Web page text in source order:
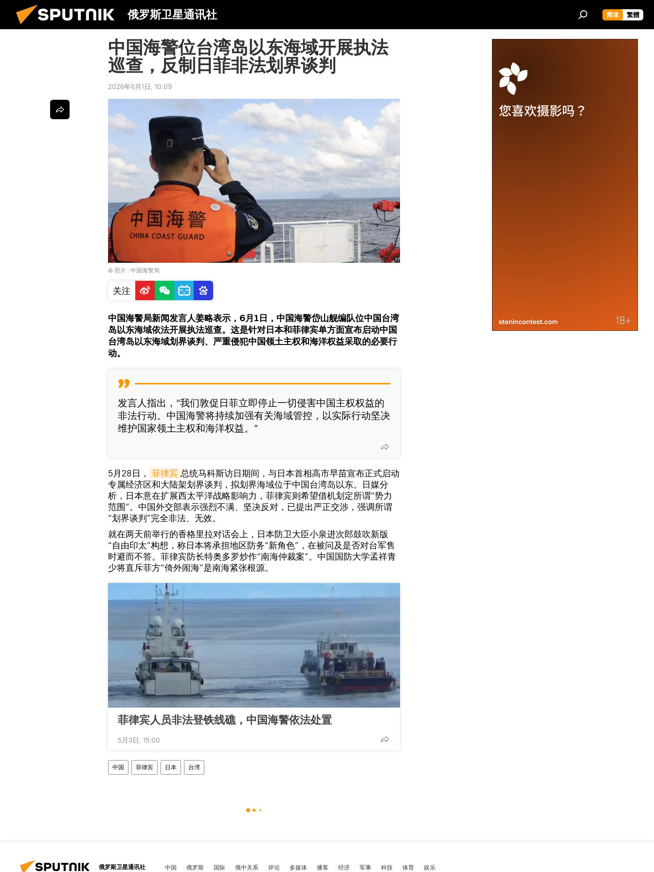
俄罗斯卫星通讯社 简体 繁體
中国海警位台湾岛以东海域开展执法
巡查，反制日菲非法划界谈判
2026年6月1日, 10:09
© 照片 : 中国海警局
关注
中国海警局新闻发言人姜略表示，6月1日，中国海警岱山舰编队位中国台湾
岛以东海域依法开展执法巡查。这是针对日本和菲律宾单方面宣布启动中国
台湾岛以东海域划界谈判、严重侵犯中国领土主权和海洋权益采取的必要行
动。
发言人指出，“我们敦促日菲立即停止一切侵害中国主权权益的
非法行动。中国海警将持续加强有关海域管控，以实际行动坚决
维护国家领土主权和海洋权益。”
5月28日， 菲律宾 总统马科斯访日期间，与日本首相高市早苗宣布正式启动
专属经济区和大陆架划界谈判，拟划界海域位于中国台湾岛以东。日媒分
析，日本意在扩展西太平洋战略影响力，菲律宾则希望借机划定所谓“势力
范围”。中国外交部表示强烈不满、坚决反对，已提出严正交涉，强调所谓
“划界谈判”完全非法、无效。
就在两天前举行的香格里拉对话会上，日本防卫大臣小泉进次郎鼓吹新版
“自由印太”构想，称日本将承担地区防务“新角色”，在被问及是否对台军售
时避而不答。菲律宾防长特奥多罗炒作“南海仲裁案”。中国国防大学孟祥青
少将直斥菲方“倚外闹海”是南海紧张根源。
菲律宾人员非法登铁线礁，中国海警依法处置
5月3日, 15:00
中国 菲律宾 日本 台湾
俄罗斯卫星通讯社 中国 俄罗斯 国际 俄中关系 评论 多媒体 播客 经济 军事 科技 体育 娱乐